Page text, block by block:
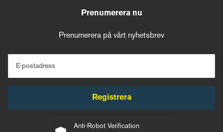
Prenumerera nu
Prenumerera på vårt nyhetsbrev
E-postadress
Registrera
Anti-Robot Verification